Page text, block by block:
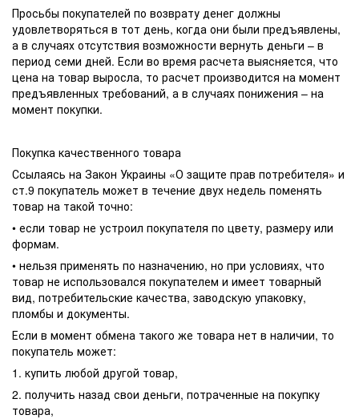
Просьбы покупателей по возврату денег должны
удовлетворяться в тот день, когда они были предъявлены,
а в случаях отсутствия возможности вернуть деньги – в
период семи дней. Если во время расчета выясняется, что
цена на товар выросла, то расчет производится на момент
предъявленных требований, а в случаях понижения – на
момент покупки.
Покупка качественного товара
Ссылаясь на Закон Украины «О защите прав потребителя» и
ст.9 покупатель может в течение двух недель поменять
товар на такой точно:
• если товар не устроил покупателя по цвету, размеру или
формам.
• нельзя применять по назначению, но при условиях, что
товар не использовался покупателем и имеет товарный
вид, потребительские качества, заводскую упаковку,
пломбы и документы.
Если в момент обмена такого же товара нет в наличии, то
покупатель может:
1. купить любой другой товар,
2. получить назад свои деньги, потраченные на покупку
товара,